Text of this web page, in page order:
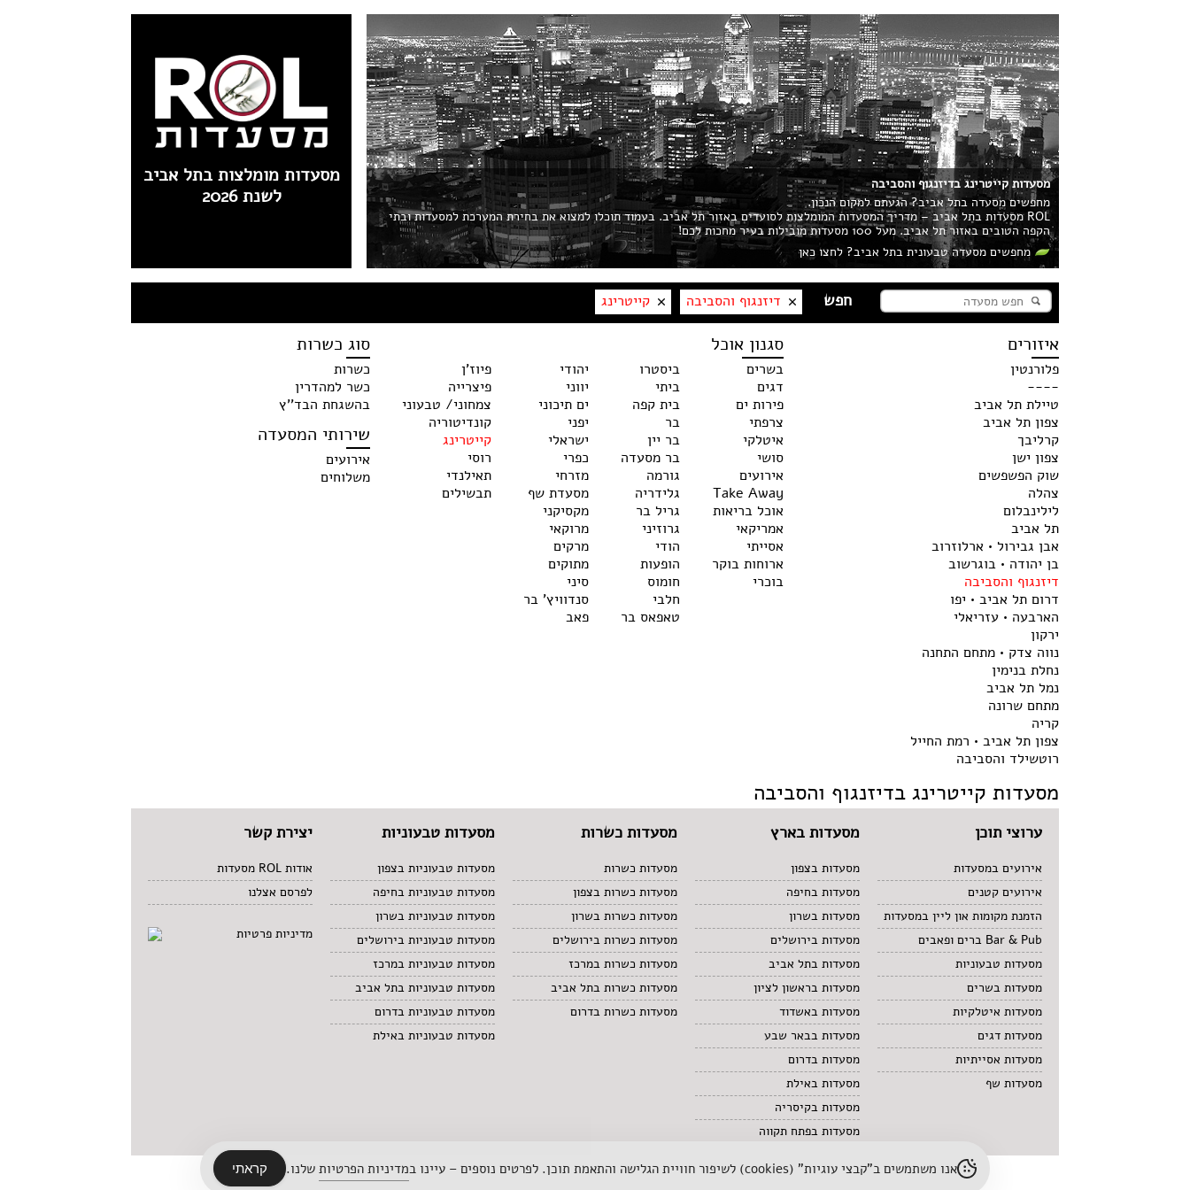
מסעדות מומלצות בתל אביב
לשנת 2026
מסעדות קייטרינג בדיזנגוף והסביבה
מחפשים מסעדה בתל אביב? הגעתם למקום הנכון.
ROL מסעדות בתל אביב – מדריך המסעדות המומלצות לסועדים באזור תל אביב. בעמוד תוכלו למצוא את בחירת המערכת למסעדות ובתי
הקפה הטובים באזור תל אביב. מעל 100 מסעדות מובילות בעיר מחכות לכם!
מחפשים מסעדה טבעונית בתל אביב? לחצו כאן
דיזנגוף והסביבה קייטרינג
איזורים
פלורנטין
----
טיילת תל אביב
צפון תל אביב
קרליבך
צפון ישן
שוק הפשפשים
צהלה
לילינבלום
תל אביב
אבן גבירול • ארלוזרוב
בן יהודה • בוגרשוב
דיזנגוף והסביבה
דרום תל אביב • יפו
הארבעה • עזריאלי
ירקון
נווה צדק • מתחם התחנה
נחלת בנימין
נמל תל אביב
מתחם שרונה
קריה
צפון תל אביב • רמת החייל
רוטשילד והסביבה
סגנון אוכל
בשרים
דגים
פירות ים
צרפתי
איטלקי
סושי
אירועים
Take Away
אוכל בריאות
אמריקאי
אסייתי
ארוחות בוקר
בוכרי
ביסטרו
ביתי
בית קפה
בר
בר יין
בר מסעדה
גורמה
גלידריה
גריל בר
גרוזיני
הודי
הופעות
חומוס
חלבי
טאפאס בר
יהודי
יווני
ים תיכוני
יפני
ישראלי
כפרי
מזרחי
מסעדת שף
מקסיקני
מרוקאי
מרקים
מתוקים
סיני
סנדוויץ' בר
פאב
פיוז'ן
פיצרייה
צמחוני/ טבעוני
קונדיטוריה
קייטרינג
רוסי
תאילנדי
תבשילים
סוג כשרות
כשרות
כשר למהדרין
בהשגחת הבד''ץ
שירותי המסעדה
אירועים
משלוחים
מסעדות קייטרינג בדיזנגוף והסביבה
ערוצי תוכן
אירועים במסעדות
אירועים קטנים
הזמנת מקומות און ליין במסעדות
Bar & Pub ברים ופאבים
מסעדות טבעוניות
מסעדות בשרים
מסעדות איטלקיות
מסעדות דגים
מסעדות אסייתיות
מסעדות שף
מסעדות בארץ
מסעדות בצפון
מסעדות בחיפה
מסעדות בשרון
מסעדות בירושלים
מסעדות בתל אביב
מסעדות בראשון לציון
מסעדות באשדוד
מסעדות בבאר שבע
מסעדות בדרום
מסעדות באילת
מסעדות בקיסריה
מסעדות בפתח תקווה
מסעדות כשרות
מסעדות כשרות
מסעדות כשרות בצפון
מסעדות כשרות בשרון
מסעדות כשרות בירושלים
מסעדות כשרות במרכז
מסעדות כשרות בתל אביב
מסעדות כשרות בדרום
מסעדות טבעוניות
מסעדות טבעוניות בצפון
מסעדות טבעוניות בחיפה
מסעדות טבעוניות בשרון
מסעדות טבעוניות בירושלים
מסעדות טבעוניות במרכז
מסעדות טבעוניות בתל אביב
מסעדות טבעוניות בדרום
מסעדות טבעוניות באילת
יצירת קשר
אודות ROL מסעדות
לפרסם אצלנו
מדיניות פרטיות
אנו משתמשים ב"קבצי עוגיות" (cookies) לשיפור חוויית הגלישה והתאמת תוכן. לפרטים נוספים – עיינו ב מדיניות הפרטיות שלנו. קראתי